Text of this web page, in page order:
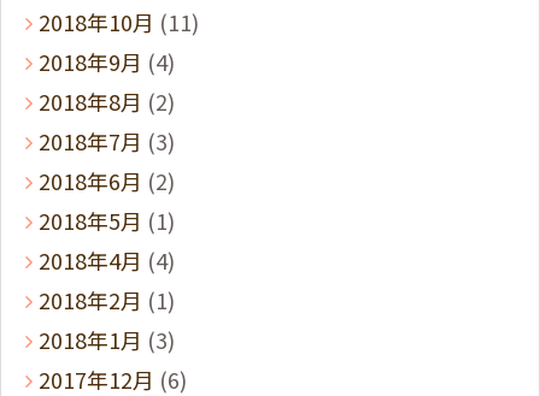
2018年10月 (11)
2018年9月 (4)
2018年8月 (2)
2018年7月 (3)
2018年6月 (2)
2018年5月 (1)
2018年4月 (4)
2018年2月 (1)
2018年1月 (3)
2017年12月 (6)